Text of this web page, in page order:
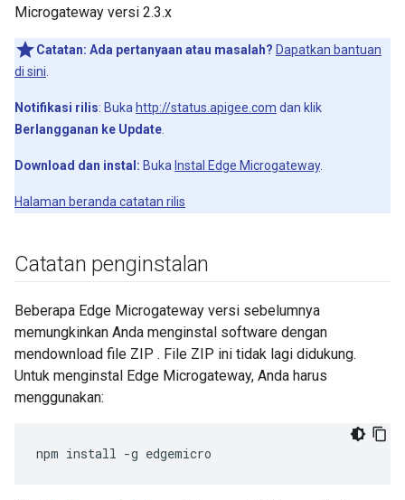
Microgateway versi 2.3.x
Catatan: Ada pertanyaan atau masalah? Dapatkan bantuan
di sini
Notifikasi rilis: Buka http://status.apigee.com dan klik
Berlangganan ke Update
Download dan instal: Buka Instal Edge Microgateway.
Halaman beranda catatan rilis
Catatan penginstalan
Beberapa Edge Microgateway versi sebelumnya
memungkinkan Anda menginstal software dengan
mendownload file ZIP . File ZIP ini tidak lagi didukung.
Untuk menginstal Edge Microgateway, Anda harus
menggunakan:
npm install -g edgemicro